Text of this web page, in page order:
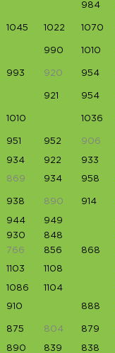
984
1045 1022 1070
990 1010
993 920 954
921 954
1010 1036
951 952 906
934 922 933
869 934 958
938 890 914
944 949
930 848
766 856 868
1103 1108
1086 1104
910 888
875 804 879
890 839 838